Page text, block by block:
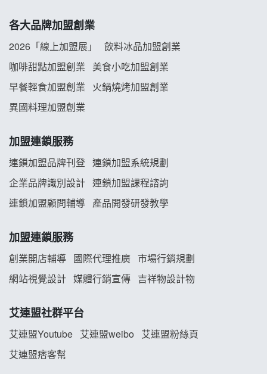
阿性情趣無人販售所加盟明會
龍涎居好湯加盟說明會
韓金量加盟說明會
義氣豐發雞加盟說明會
白鬍泡泡 BOHO POPO加盟說明會
雞咕雞咕加盟說明會
TEA TOP加盟說明會
珍好味臭臭鍋加盟說明會
藍象廷泰式火鍋加盟說明會
各大品牌加盟創業
2026「線上加盟展」
飲料冰品加盟創業
咖啡甜點加盟創業
美食小吃加盟創業
早餐輕食加盟創業
火鍋燒烤加盟創業
異國料理加盟創業
加盟連鎖服務
連鎖加盟品牌刊登 連鎖加盟系統規劃
企業品牌識別設計 連鎖加盟課程諮詢
連鎖加盟顧問輔導 產品開發研發教學
加盟連鎖服務
創業開店輔導 國際代理推廣 市場行銷規劃
網站視覺設計 媒體行銷宣傳 吉祥物設計物
艾連盟社群平台
艾連盟Youtube 艾連盟weibo
艾連盟粉絲頁
艾連盟痞客幫